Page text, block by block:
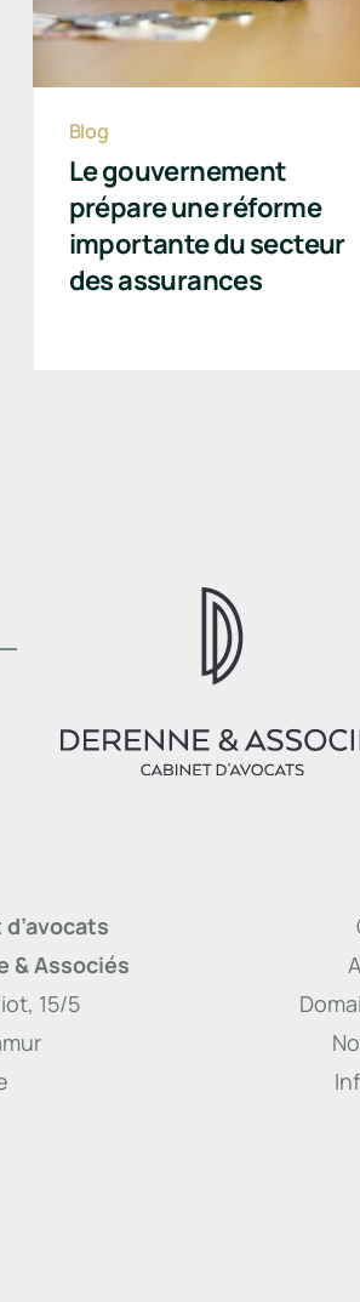
Le gouvernement
prépare une réforme
importante du secteur
des assurances
Blog
& Associés
15/5